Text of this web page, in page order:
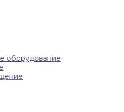
оборудование